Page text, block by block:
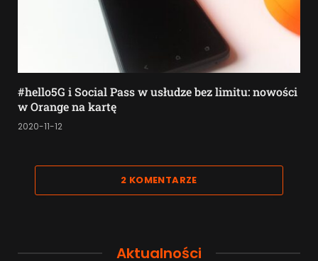
#hello5G i Social Pass w usłudze bez limitu: nowości
w Orange na kartę
2020-11-12
2 KOMENTARZE
Aktualności